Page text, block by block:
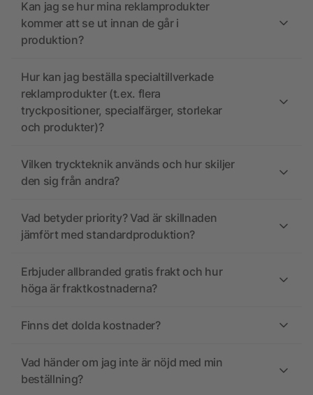
Kan jag se hur mina reklamprodukter
kommer att se ut innan de går i
produktion?
Hur kan jag beställa specialtillverkade
reklamprodukter (t.ex. flera
tryckpositioner, specialfärger, storlekar
och produkter)?
Vilken tryckteknik används och hur skiljer
den sig från andra?
Vad betyder priority? Vad är skillnaden
jämfört med standardproduktion?
Erbjuder allbranded gratis frakt och hur
höga är fraktkostnaderna?
Finns det dolda kostnader?
Vad händer om jag inte är nöjd med min
beställning?